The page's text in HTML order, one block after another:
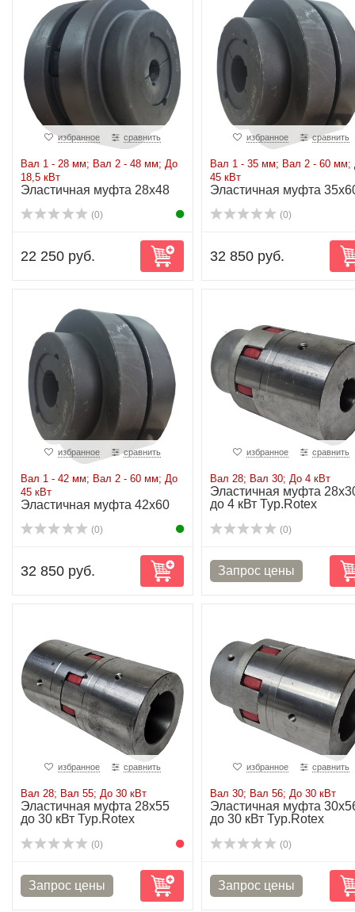
избранное сравнить
Вал 1 - 28 мм; Вал 2 - 48 мм; До
18,5 кВт
Эластичная муфта 28x48
(0)
22 250 руб.
избранное сравнить
Вал 1 - 35 мм; Вал 2 - 60 мм;
45 кВт
Эластичная муфта
(0)
32 850 руб.
избранное сравнить
Вал 1 - 42 мм; Вал 2 - 60 мм; До
45 кВт
Эластичная муфта 42x60
(0)
32 850 руб.
избранное сравнить
Вал 28; Вал 30; До 4 кВт
Эластичная муфта
до 4 кВт Typ.Rotex
(0)
избранное сравнить
Вал 28; Вал 55; До 30 кВт
Эластичная муфта 28х55
до 30 кВт Typ.Rotex
(0)
избранное сравнить
Вал 30; Вал 56; До 30 кВт
Эластичная муфта
до 30 кВт Typ.Rotex
(0)